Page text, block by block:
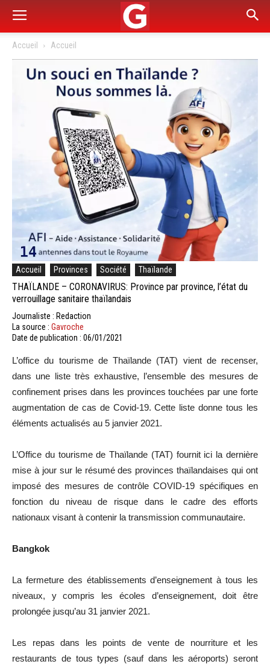
Accueil Accueil
Accueil Provinces Société Thaïlande
THAÏLANDE – CORONAVIRUS: Province par province, l’état du
verrouillage sanitaire thaïlandais
Journaliste : Redaction
La source : Gavroche
Date de publication : 06/01/2021
L’office du tourisme de Thaïlande (TAT) vient de recenser,
dans une liste très exhaustive, l’ensemble des mesures de
confinement prises dans les provinces touchées par une forte
augmentation de cas de Covid-19. Cette liste donne tous les
éléments actualisés au 5 janvier 2021.
L’Office du tourisme de Thaïlande (TAT) fournit ici la dernière
mise à jour sur le résumé des provinces thaïlandaises qui ont
imposé des mesures de contrôle COVID-19 spécifiques en
fonction du niveau de risque dans le cadre des efforts
nationaux visant à contenir la transmission communautaire.
Bangkok
La fermeture des établissements d’enseignement à tous les
niveaux, y compris les écoles d’enseignement, doit être
prolongée jusqu’au 31 janvier 2021.
Les repas dans les points de vente de nourriture et les
restaurants de tous types (sauf dans les aéroports) seront